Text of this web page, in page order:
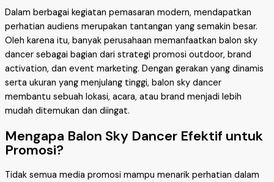
Dalam berbagai kegiatan pemasaran modern, mendapatkan
perhatian audiens merupakan tantangan yang semakin besar.
Oleh karena itu, banyak perusahaan memanfaatkan balon sky
dancer sebagai bagian dari strategi promosi outdoor, brand
activation, dan event marketing. Dengan gerakan yang dinamis
serta ukuran yang menjulang tinggi, balon sky dancer
membantu sebuah lokasi, acara, atau brand menjadi lebih
mudah ditemukan dan diingat.
Mengapa Balon Sky Dancer Efektif untuk
Promosi?
Tidak semua media promosi mampu menarik perhatian dalam